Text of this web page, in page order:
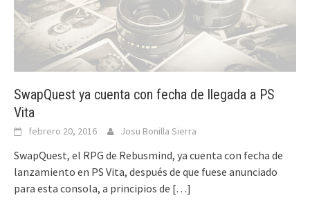
SwapQuest ya cuenta con fecha de llegada a PS
Vita
febrero 20, 2016 Josu Bonilla Sierra
SwapQuest, el RPG de Rebusmind, ya cuenta con fecha de
lanzamiento en PS Vita, después de que fuese anunciado
para esta consola, a principios de […]